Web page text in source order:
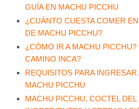
GUÍA EN MACHU PICCHU
¿CUÁNTO CUESTA COMER
DE MACHU PICCHU?
¿CÓMO IR A MACHU
CAMINO INCA?
REQUISITOS PARA INGRESAR
MACHU PICCHU
MACHU PICCHU, COCTEL DEL